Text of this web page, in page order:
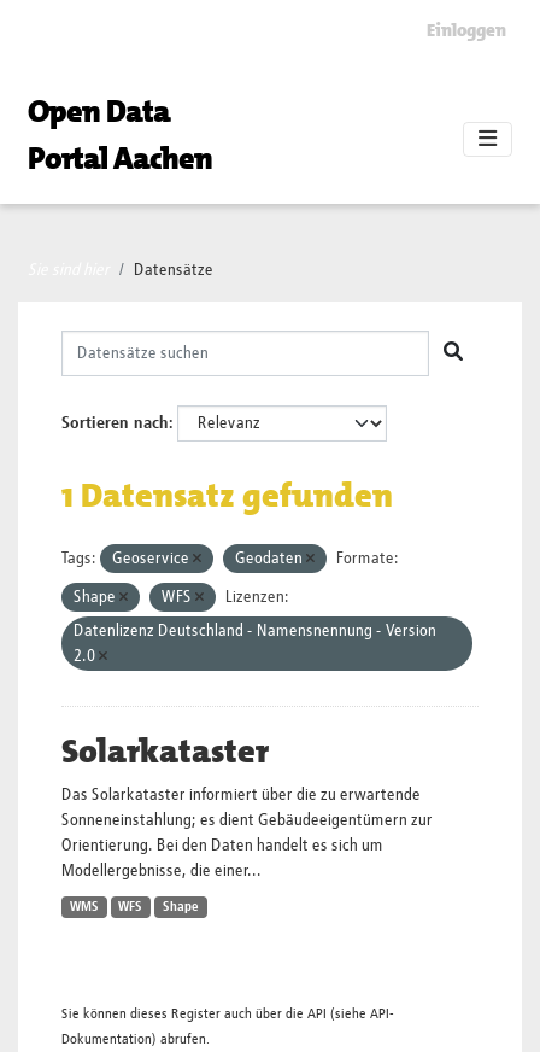
Einloggen
Open Data
Portal Aachen
Datensätze
Sortieren nach
1 Datensatz gefunden
Tags: Geoservice Geodaten Formate:
Shape WFS
Lizenzen:
Datenlizenz Deutschland - Namensnennung - Version
2.0
Solarkataster
Das Solarkataster informiert über die zu erwartende
Sonneneinstahlung; es dient Gebäudeeigentümern zur
Orientierung. Bei den Daten handelt es sich um
Modellergebnisse, die einer...
WMS WFS Shape
Sie können dieses Register auch über die API (siehe API-
Dokumentation) abrufen.